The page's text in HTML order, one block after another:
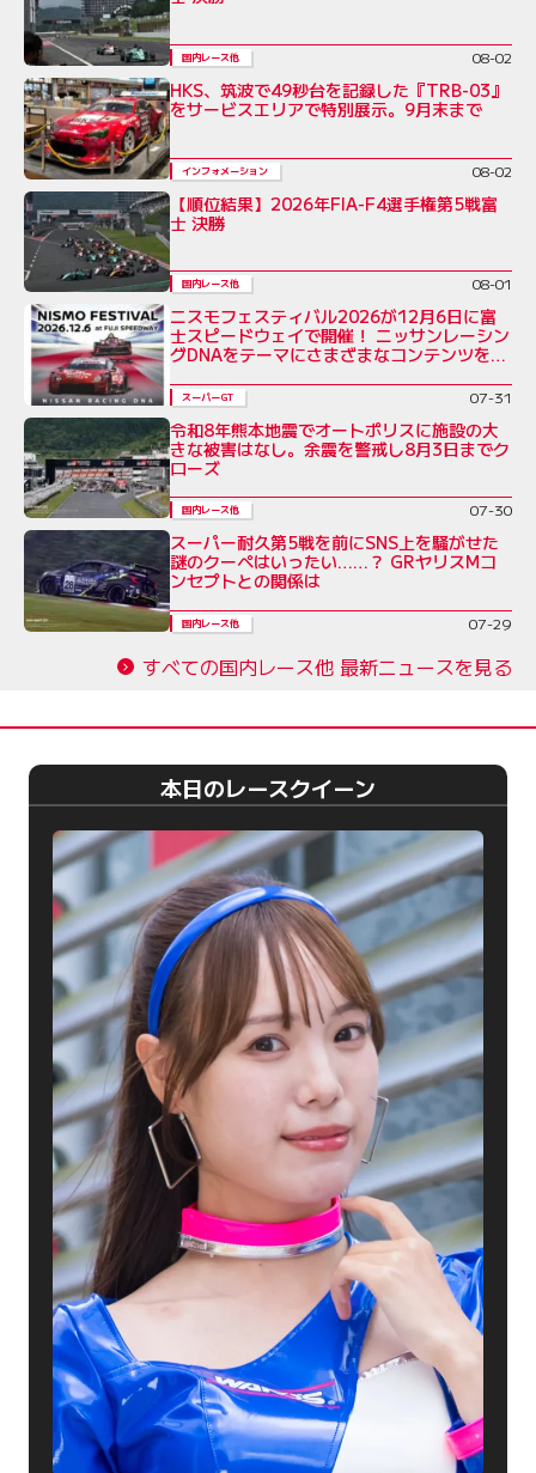
国内レース他 08-02
HKS、筑波で49秒台を記録した『TRB-03』
をサービスエリアで特別展示。9月末まで
インフォメーション 08-02
【順位結果】2026年FIA-F4選手権第5戦富
士 決勝
国内レース他 08-01
ニスモフェスティバル2026が12月6日に富
士スピードウェイで開催！ ニッサンレーシン
グDNAをテーマにさまざまなコンテンツを展
スーパーGT 07-31
令和8年熊本地震でオートポリスに施設の大
きな被害はなし。余震を警戒し8月3日までク
ローズ
国内レース他 07-30
スーパー耐久第5戦を前にSNS上を騒がせた
謎のクーペはいったい……？ GRヤリスMコ
ンセプトとの関係は
国内レース他 07-29
すべての国内レース他 最新ニュースを見る
本日のレースクイーン